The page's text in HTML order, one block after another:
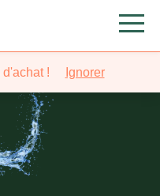
! Ignorer